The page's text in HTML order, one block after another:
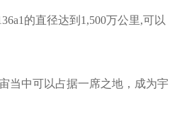
的直径达到1,500万公里,可以
当中可以占据一席之地，成为宇